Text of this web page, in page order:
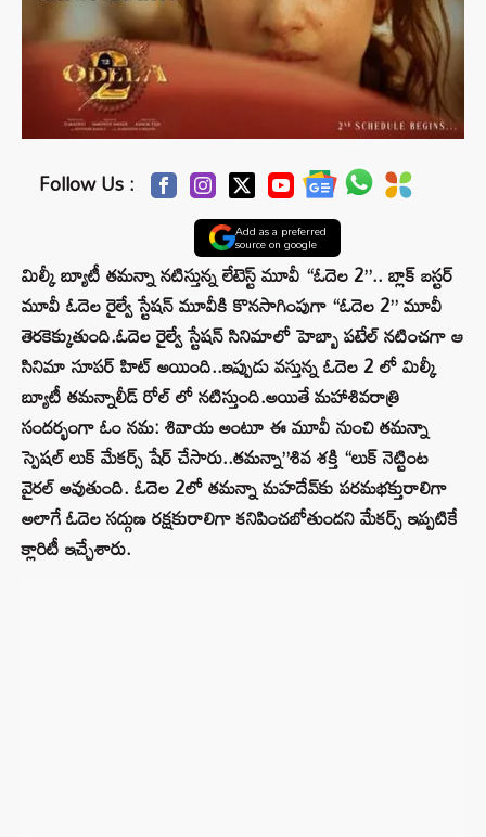
Follow Us :
Add as a preferred
source on google
మిల్కీ బ్యూటీ తమన్నా నటిస్తున్న లేటెస్ట్ మూవీ “ఓదెల 2”.. బ్లాక్ బస్టర్‌
మూవీ ఓదెల రైల్వే స్టేషన్ మూవీకి కొనసాగింపుగా “ఓదెల 2” మూవీ
తెరకెక్కుతుంది.ఓదెల రైల్వే స్టేషన్ సినిమాలో హెబ్బా పటేల్ నటించగా ఆ
సినిమా సూపర్ హిట్ అయింది..ఇప్పుడు వస్తున్న ఓదెల 2 లో మిల్కీ
బ్యూటీ తమన్నాలీడ్ రోల్ లో నటిస్తుంది.అయితే మహాశివరాత్రి
సందర్భంగా ఓం నమ: శివాయ అంటూ ఈ మూవీ నుంచి తమన్నా
స్పెషల్‌ లుక్‌ మేకర్స్ షేర్ చేసారు..తమన్నా”శివ శక్తి “లుక్‌ నెట్టింట
వైరల్ అవుతుంది. ఓదెల 2లో తమన్నా మహదేవ్‌కు పరమభక్తురాలిగా
అలాగే ఓదెల సద్గుణ రక్షకురాలిగా కనిపించబోతుందని మేకర్స్ ఇప్పటికే
క్లారిటీ ఇచ్చేశారు.